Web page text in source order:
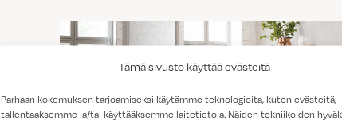
Tämä sivusto käyttää evästeitä
Parhaan kokemuksen tarjoamiseksi käytämme teknologioita, kuten evästeitä,
tallentaaksemme ja/tai käyttääksemme laitetietoja. Näiden tekniikoiden